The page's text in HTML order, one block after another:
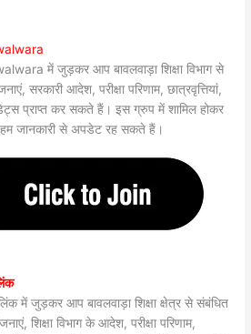
में जुड़कर आप बावलवाड़ा शिक्षा विभाग से
सरकारी आदेश, परीक्षा परिणाम, छात्रवृत्तियां,
प्राप्त कर सकते हैं। इस ग्रुप में शामिल होकर
जानकारी से अपडेट रह सकते हैं।
लिंक में जुड़कर आप बावलवाड़ा शिक्षा क्षेत्र से संबंधित
शिक्षा विभाग के आदेश, परीक्षा परिणाम,